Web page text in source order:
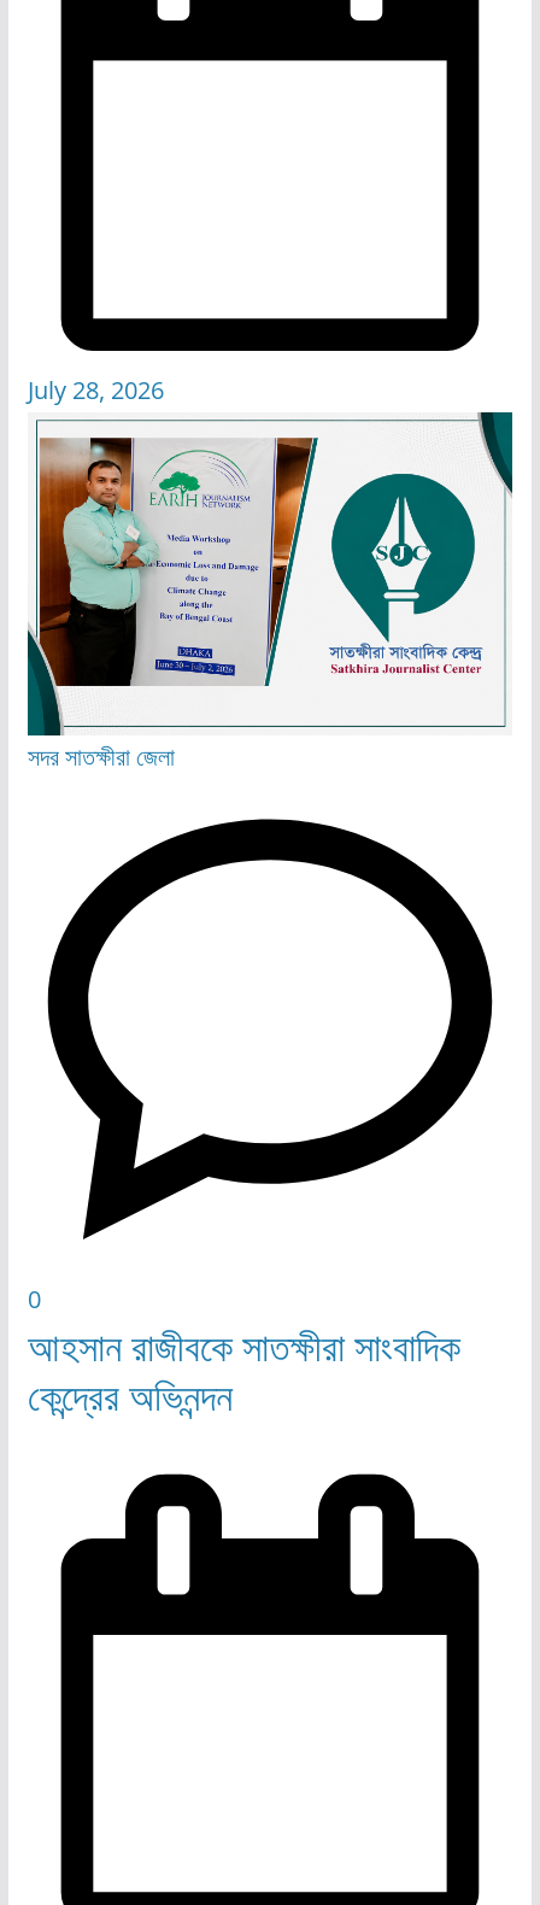
July 28, 2026
সদরসাতক্ষীরা জেলা
0
আহসান রাজীবকে সাতক্ষীরা সাংবাদিক
কেন্দ্রের অভিনন্দন